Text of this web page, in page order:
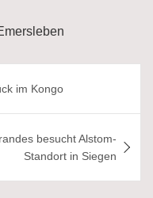
im Kongo
besucht Alstom-
Standort in Siegen